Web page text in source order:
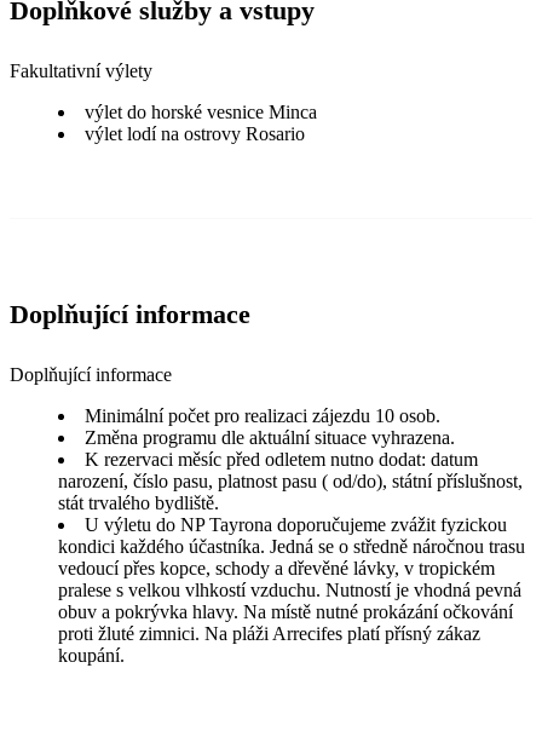
Doplňkové služby a vstupy
Fakultativní výlety
výlet do horské vesnice Minca
výlet lodí na ostrovy Rosario
Doplňující informace
Doplňující informace
Minimální počet pro realizaci zájezdu 10 osob.
Změna programu dle aktuální situace vyhrazena.
K rezervaci měsíc před odletem nutno dodat: datum
narození, číslo pasu, platnost pasu ( od/do), státní příslušnost,
stát trvalého bydliště.
U výletu do NP Tayrona doporučujeme zvážit fyzickou
kondici každého účastníka. Jedná se o středně náročnou trasu
vedoucí přes kopce, schody a dřevěné lávky, v tropickém
pralese s velkou vlhkostí vzduchu. Nutností je vhodná pevná
obuv a pokrývka hlavy. Na místě nutné prokázání očkování
proti žluté zimnici. Na pláži Arrecifes platí přísný zákaz
koupání.